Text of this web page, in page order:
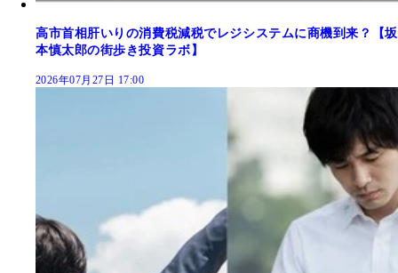
高市首相肝いりの消費税減税でレジシステムに商機到来？【坂
本慎太郎の街歩き投資ラボ】
2026年07月27日 17:00